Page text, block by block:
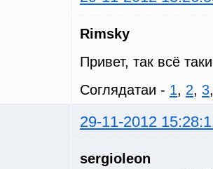
Rimsky
Привет, так всё
Соглядатаи - 1, 2, 3
29-11-2012
sergioleon